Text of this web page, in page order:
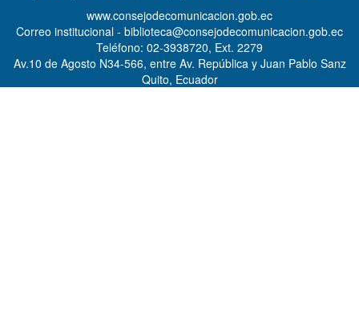
www.consejodecomunicacion.gob.ec
Correo institucional - biblioteca@consejodecomunicacion.gob.ec
Teléfono: 02-3938720, Ext. 2279
Av.10 de Agosto N34-566, entre Av. República y Juan Pablo Sanz
Quito, Ecuador